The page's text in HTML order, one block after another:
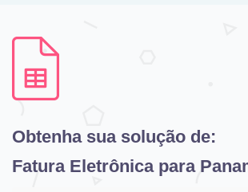
Obtenha sua solução de:
Fatura Eletrônica para